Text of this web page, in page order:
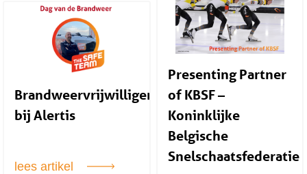
Brandweervrijwilligers
bij Alertis
lees artikel
Presenting Partner
of KBSF –
Koninklijke
Belgische
Snelschaatsfederatie